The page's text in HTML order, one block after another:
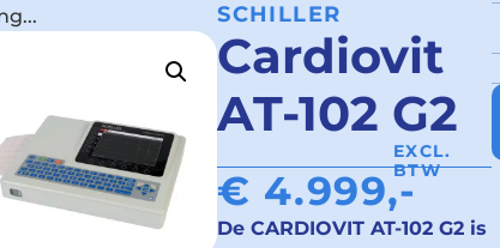
SCHILLER
Cardiovit
AT-102 G2
€ 4.999,-
EXCL.
BTW
De CARDIOVIT AT-102 G2 is